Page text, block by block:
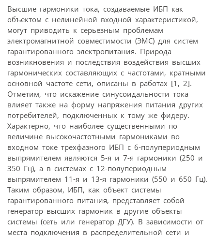
Высшие гармоники тока, создаваемые ИБП как
объектом с нелинейной входной характеристикой,
могут приводить к серьезным проблемам
электромагнитной совместимости (ЭМС) для систем
гарантированного электропитания. Природа
возникновения и последствия воздействия высших
гармонических составляющих с частотами, кратными
основной частоте сети, описаны в работах [1, 2].
Отметим, что искажение синусоидальности тока
влияет также на форму напряжения питания других
потребителей, подключенных к тому же фидеру.
Характерно, что наиболее существенными по
величине высокочастотными гармониками во
входном токе трехфазного ИБП с 6-полупериодным
выпрямителем являются 5-я и 7-я гармоники (250 и
350 Гц), а в системах с 12-полупериодным
выпрямителем 11-я и 13-я гармоники (550 и 650 Гц).
Таким образом, ИБП, как объект системы
гарантированного питания, представляет собой
генератор высших гармоник в другие объекты
системы (сеть или генератор ДГУ). В зависимости от
места подключения в распределительной сети и